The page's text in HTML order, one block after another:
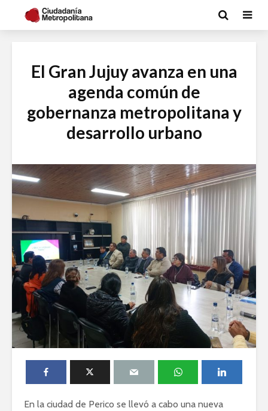
El Gran Jujuy avanza en una
agenda común de
gobernanza metropolitana y
desarrollo urbano
En la ciudad de Perico se llevó a cabo una nueva